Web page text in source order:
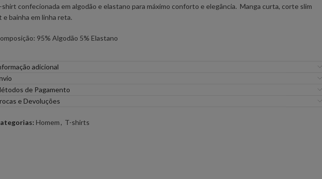
MIGUEL VIEIRA
shirt confecionada em algodão e elastano para máximo conforto e elegância. Manga curta, corte slim
e bainha em linha reta.
95% Algodão 5% Elastano
adicional
de Pagamento
e Devoluções
Homem, T-shirts